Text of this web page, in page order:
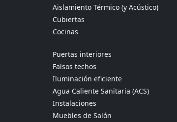
Aislamiento Térmico (y Acústico)
Cubiertas
Cocinas
Puertas interiores
Falsos techos
Iluminación eficiente
Agua Caliente Sanitaria (ACS)
Instalaciones
Muebles de Salón